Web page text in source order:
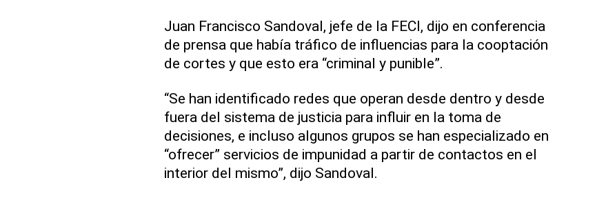
Juan Francisco Sandoval, jefe de la FECI, dijo en conferencia
de prensa que había tráfico de influencias para la cooptación
de cortes y que esto era “criminal y punible”.
“Se han identificado redes que operan desde dentro y desde
fuera del sistema de justicia para influir en la toma de
decisiones, e incluso algunos grupos se han especializado en
“ofrecer” servicios de impunidad a partir de contactos en el
interior del mismo”, dijo Sandoval.